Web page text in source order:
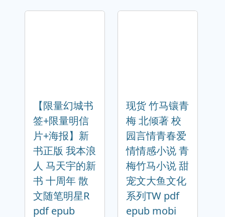
【限量幻城书
签+限量明信
片+海报】新
书正版 我本浪
人 马天宇的新
书 十周年 散
文随笔明星R
pdf epub
现货 竹马镶青
梅 北倾著 校
园言情青春爱
情情感小说 青
梅竹马小说 甜
宠文大鱼文化
系列TW pdf
epub mobi